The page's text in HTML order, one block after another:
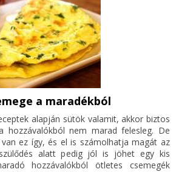
a maradékból
alapján sütök valamit, akkor biztos
hozzávalókból nem marad felesleg. De
ez így, és el is számolhatja magát az
alatt pedig jól is jöhet egy kis
hozzávalókból ötletes csemegék